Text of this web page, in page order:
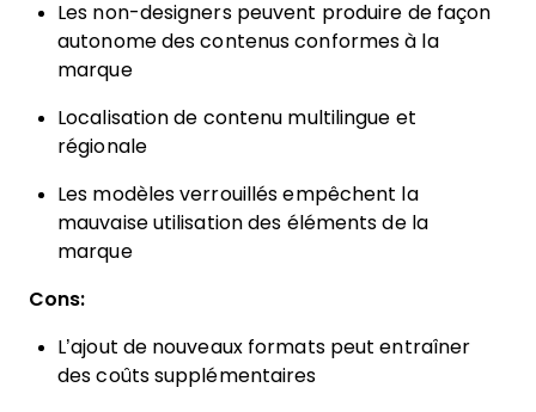
Les non-designers peuvent produire de façon
autonome des contenus conformes à la
marque
Localisation de contenu multilingue et
régionale
Les modèles verrouillés empêchent la
mauvaise utilisation des éléments de la
marque
Cons:
L’ajout de nouveaux formats peut entraîner
des coûts supplémentaires